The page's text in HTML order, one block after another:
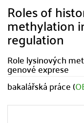
Roles of
methylation
regulation
Role lysinových
genové exprese
bakalářská práce (